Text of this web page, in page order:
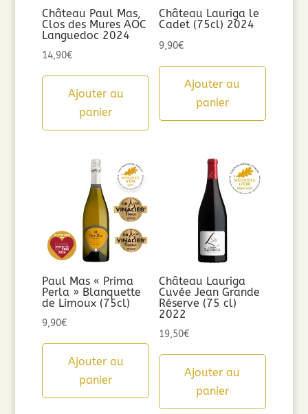
Château Paul Mas,
Clos des Mures AOC
Languedoc 2024
14,90€
Ajouter au
panier
Château Lauriga le
Cadet (75cl) 2024
9,90€
Ajouter au
panier
Paul Mas « Prima
Perla » Blanquette
de Limoux (75cl)
9,90€
Ajouter au
panier
Château Lauriga
Cuvée Jean Grande
Réserve (75 cl)
2022
19,50€
Ajouter au
panier